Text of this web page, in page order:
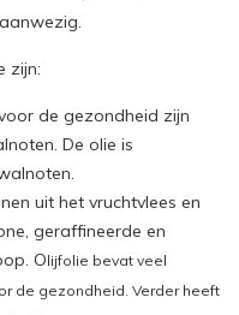
zijn:
de gezondheid zijn
De olie is
uit het vruchtvlees en
geraffineerde en
Olijfolie bevat veel
de gezondheid. Verder heeft